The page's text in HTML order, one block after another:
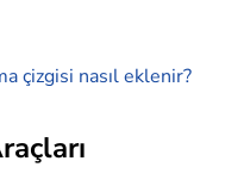
çizgisi nasıl eklenir?